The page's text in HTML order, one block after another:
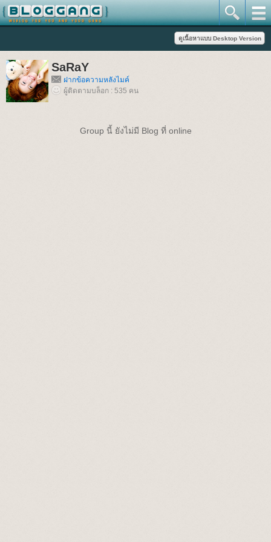
SaRaY
ฝากข้อความหลังไมค์
ผู้ติดตามบล็อก : 535 คน
Group นี้ ยังไม่มี Blog ที่ online